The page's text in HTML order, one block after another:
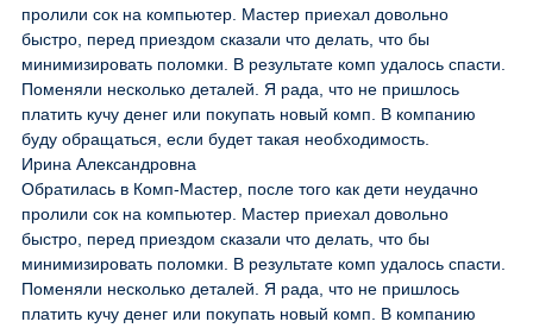
пролили сок на компьютер. Мастер приехал довольно
быстро, перед приездом сказали что делать, что бы
минимизировать поломки. В результате комп удалось спасти.
Поменяли несколько деталей. Я рада, что не пришлось
платить кучу денег или покупать новый комп. В компанию
буду обращаться, если будет такая необходимость.
Ирина Александровна
Обратилась в Комп-Мастер, после того как дети неудачно
пролили сок на компьютер. Мастер приехал довольно
быстро, перед приездом сказали что делать, что бы
минимизировать поломки. В результате комп удалось спасти.
Поменяли несколько деталей. Я рада, что не пришлось
платить кучу денег или покупать новый комп. В компанию